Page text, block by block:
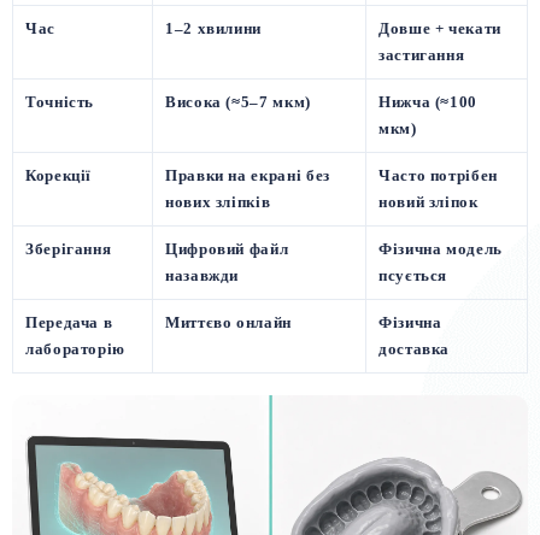
Час 1–2 хвилини
Довше + чекати
застигання
Точність Висока (≈5–7 мкм)
Нижча (≈100
мкм)
Корекції
Правки на екрані без
нових зліпків
Часто потрібен
новий зліпок
Зберігання
Цифровий файл
назавжди
Фізична модель
псується
Передача в
лабораторію
Миттєво онлайн
Фізична
доставка